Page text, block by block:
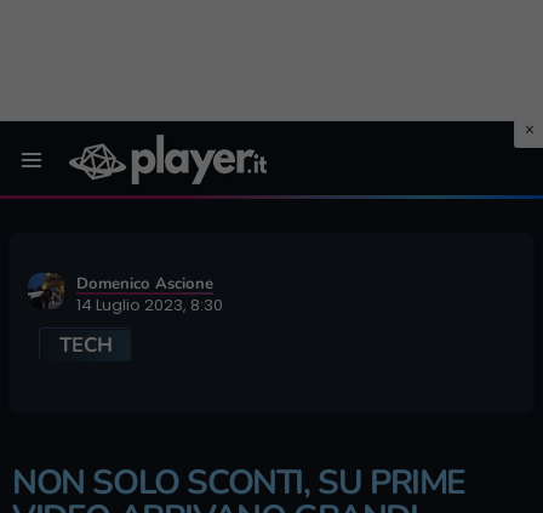
Domenico Ascione
14 Luglio 2023, 8:30
TECH
NON SOLO SCONTI, SU PRIME